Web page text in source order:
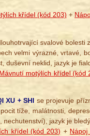
křídel (kód 203) +
svalové bolesti
velmi výrazné, vrtavé,
duševní neklid, jazyk je
Mávnutí motýlích křídel (kód
XU + SHI se projevuje
tíže, malátnosti,
jazyk je
křídel (kód 203) +